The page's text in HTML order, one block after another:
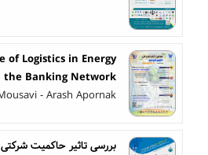
of Logistics in Energy
the Banking Network
- Arash Apornak
بررسی تاثیر حاکمیت